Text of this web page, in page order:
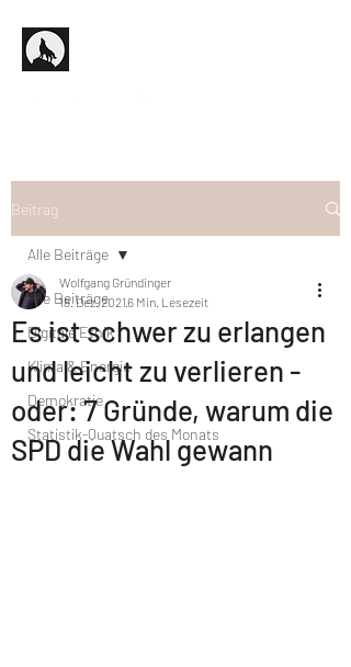
Beitrag
Alle Beiträge
Digitale Ethik
Klima & Energie
Demokratie
Statistik-Quatsch des Monats
Alle Beiträge
Es ist schwer zu erlangen
und leicht zu verlieren -
oder: 7 Gründe, warum die
SPD die Wahl gewann
Wolfgang Gründinger
18. Dez. 2021 6 Min. Lesezeit